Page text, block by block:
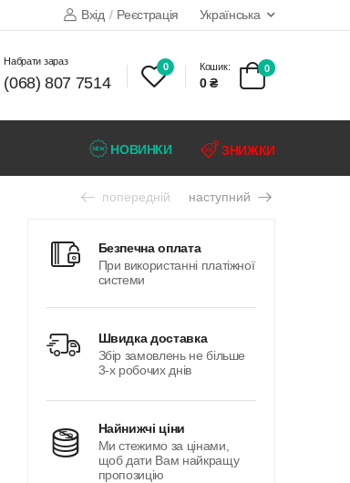
Вхід / Реєстрація Українська
набрати зараз
(068) 807 7514
0 Кошик:
0 ₴
0
НОВИНКИ ЗНИЖКИ
попередній наступний
безпечна оплата
При використанні платіжної
системи
швидка доставка
Збір замовлень не більше
3-х робочих днів
найнижчі ціни
Ми стежимо за цінами,
щоб дати Вам найкращу
пропозицію